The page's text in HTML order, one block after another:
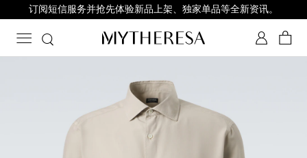
订阅短信服务并抢先体验新品上架、独家单品等全新资讯。